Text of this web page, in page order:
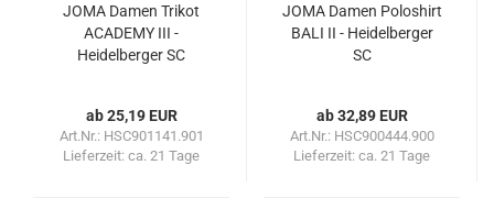
JOMA Damen Trikot
ACADEMY III -
Heidelberger SC
ab 25,19 EUR
Art.Nr.: HSC901141.901
Lieferzeit: ca. 21 Tage
JOMA Damen Poloshirt
BALI II - Heidelberger
SC
ab 32,89 EUR
Art.Nr.: HSC900444.900
Lieferzeit: ca. 21 Tage